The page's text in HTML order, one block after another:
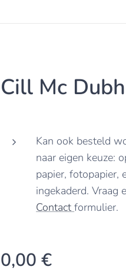
Cill Mc Dubh
Kan ook besteld
naar eigen keuze:
papier, fotopapier,
ingekaderd. Vraag
Contactformulier.
0,00 €